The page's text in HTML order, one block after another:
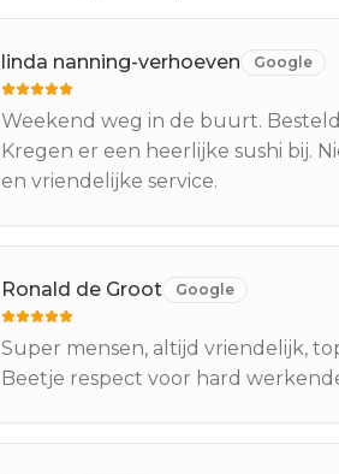
linda nanning-verhoeven Google
Weekend weg in de buurt.
Kregen er een heerlijke sushi bij.
en vriendelijke service.
Ronald de Groot Google
Super mensen, altijd vriendelijk,
Beetje respect voor hard